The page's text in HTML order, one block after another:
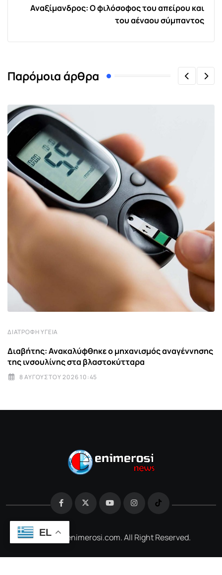
Αναξίμανδρος: Ο φιλόσοφος του απείρου και
του αέναου σύμπαντος
Παρόμοια άρθρα
ΔΙΑΤΡΟΦΉ ΥΓΕΊΑ
Διαβήτης: Ανακαλύφθηκε ο μηχανισμός αναγέννησης
της ινσουλίνης στα βλαστοκύτταρα
8 ΑΥΓΟΎΣΤΟΥ 2026 10:45
@2026 e-enimerosi.com. All Right Reserved.
EL